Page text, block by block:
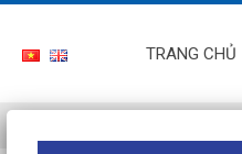
TRANG CHỦ